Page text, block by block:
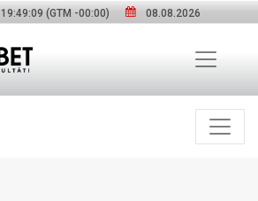
19:49:10 (GTM -00:00) 08.08.2026